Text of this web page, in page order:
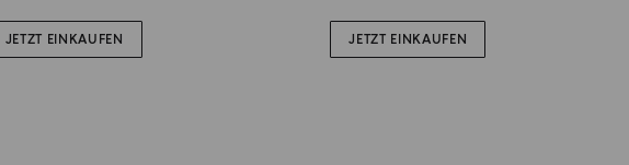
JETZT EINKAUFEN JETZT EINKAUFEN